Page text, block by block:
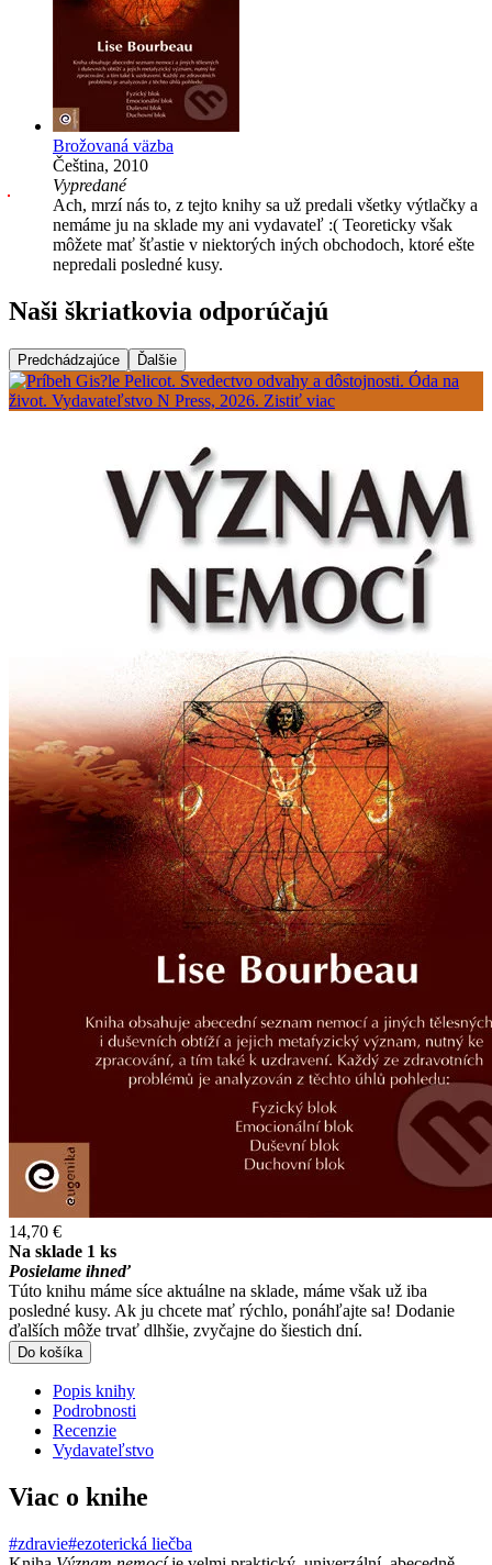
Brožovaná väzba
Čeština, 2010
Vypredané
Ach, mrzí nás to, z tejto knihy sa už predali všetky výtlačky a
nemáme ju na sklade my ani vydavateľ :( Teoreticky však
môžete mať šťastie v niektorých iných obchodoch, ktoré ešte
nepredali posledné kusy.
Naši škriatkovia odporúčajú
Predchádzajúce Ďalšie
14,70 €
Na sklade 1 ks
Posielame ihneď
Túto knihu máme síce aktuálne na sklade, máme však už iba
posledné kusy. Ak ju chcete mať rýchlo, ponáhľajte sa! Dodanie
ďalších môže trvať dlhšie, zvyčajne do šiestich dní.
Do košíka
Popis knihy
Podrobnosti
Recenzie
Vydavateľstvo
Viac o knihe
#zdravie#ezoterická liečba